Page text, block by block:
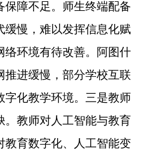
励机制，将参与度
与积极性。同时，依
短板开展点对点辅
基层组织建设。
要
规则示范文本（试